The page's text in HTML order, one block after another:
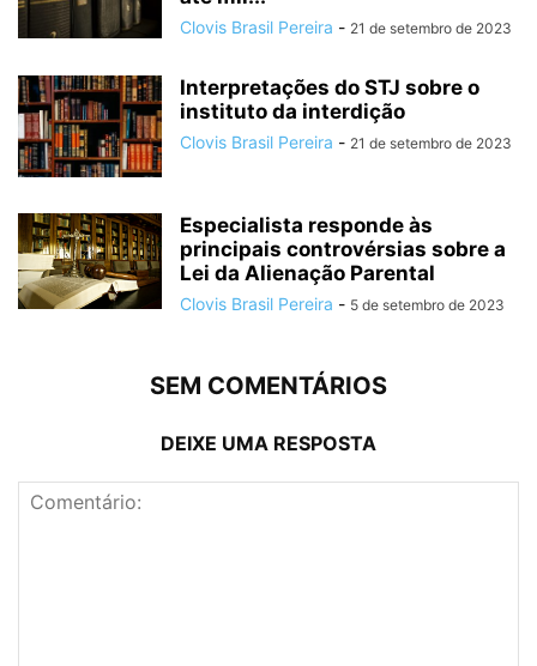
Clovis Brasil Pereira - 21 de setembro de 2023
Interpretações do STJ sobre o
instituto da interdição
Clovis Brasil Pereira - 21 de setembro de 2023
Especialista responde às
principais controvérsias sobre a
Lei da Alienação Parental
Clovis Brasil Pereira - 5 de setembro de 2023
SEM COMENTÁRIOS
DEIXE UMA RESPOSTA